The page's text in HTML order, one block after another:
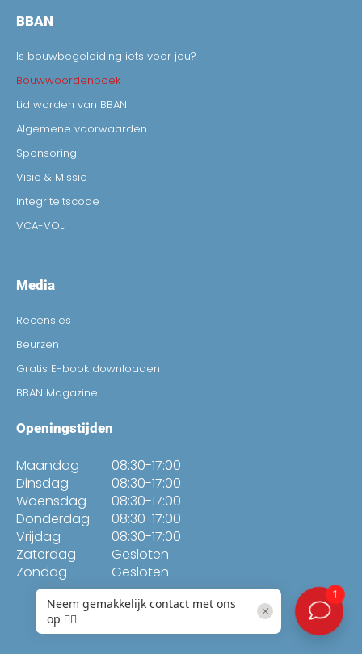
BBAN
Is bouwbegeleiding iets voor jou?
Bouwwoordenboek
Lid worden van BBAN
Algemene voorwaarden
Sponsoring
Visie & Missie
Integriteitscode
VCA-VOL
Media
Recensies
Beurzen
Gratis E-book downloaden
BBAN Magazine
Openingstijden
Maandag
Dinsdag
Woensdag
Donderdag
Vrijdag
Zaterdag
Zondag
08:30-17:00
08:30-17:00
08:30-17:00
08:30-17:00
08:30-17:00
Gesloten
Gesloten